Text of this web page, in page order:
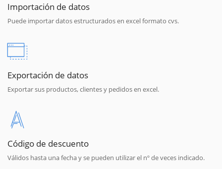
Importación de datos
Puede importar datos estructurados en excel formato cvs.
Exportación de datos
Exportar sus productos, clientes y pedidos en excel.
Código de descuento
Válidos hasta una fecha y se pueden utilizar el nº de veces indicado.